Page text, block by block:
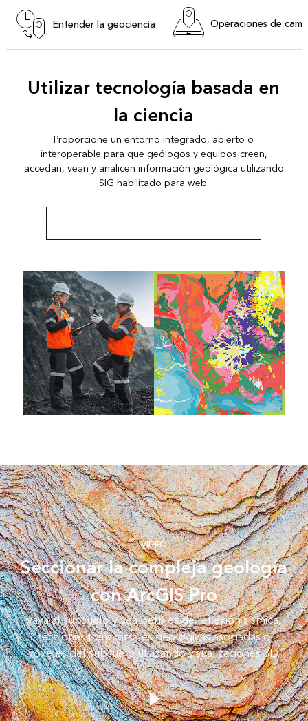
Entender la geociencia Operaciones de
Utilizar tecnología basada en
la ciencia
Proporcione un entorno integrado, abierto o
interoperable para que geólogos y equipos creen,
accedan, vean y analicen información geológica utilizando
SIG habilitado para web.
VÍDEO
Seccionar la compleja geología
con ArcGIS Pro
Vaya al subsuelo y vea perfiles de reflexión sísmica,
secciones transversales geológicas asociadas o
vóxeles del subsuelo utilizando visualizaciones 3D.